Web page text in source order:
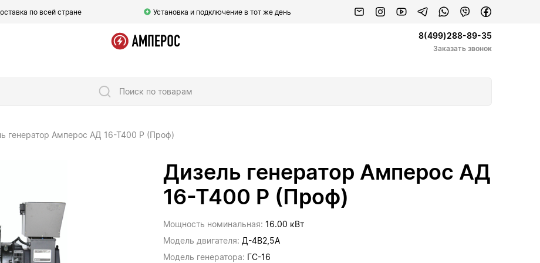
по всей стране Установка и подключение в тот же день
8(499)288-89-35
Заказать звонок
Поиск по товарам
генератор Амперос АД 16-Т400 Р (Проф)
Дизель генератор Амперос АД
16-Т400 Р (Проф)
Мощность номинальная: 16.00 кВт
Модель двигателя: Д-4В2,5А
Модель генератора: ГС-16